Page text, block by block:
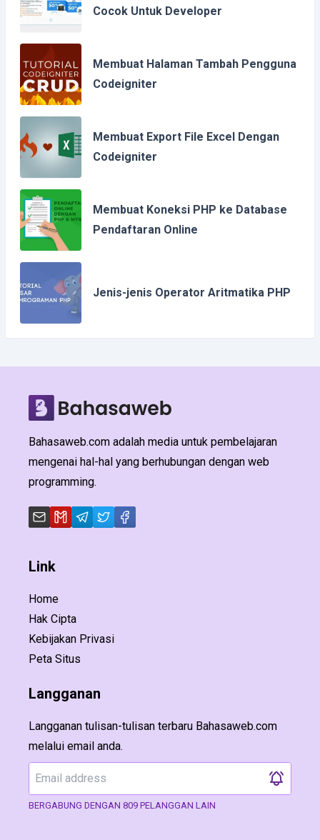
Cocok Untuk Developer
Membuat Halaman Tambah Pengguna
Codeigniter
Membuat Export File Excel Dengan
Codeigniter
Membuat Koneksi PHP ke Database
Pendaftaran Online
Jenis-jenis Operator Aritmatika PHP
Bahasaweb.com adalah media untuk pembelajaran
mengenai hal-hal yang berhubungan dengan web
programming.
Link
Home
Hak Cipta
Kebijakan Privasi
Peta Situs
Langganan
Langganan tulisan-tulisan terbaru Bahasaweb.com
melalui email anda.
BERGABUNG DENGAN 809 PELANGGAN LAIN